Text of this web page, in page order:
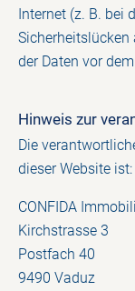
Internet (z. B. bei
Sicherheitslücken
der Daten vor
Hinweis zur
Die
dieser Website ist:
CONFIDA
Kirchstrasse 3
Postfach 40
9490 Vaduz